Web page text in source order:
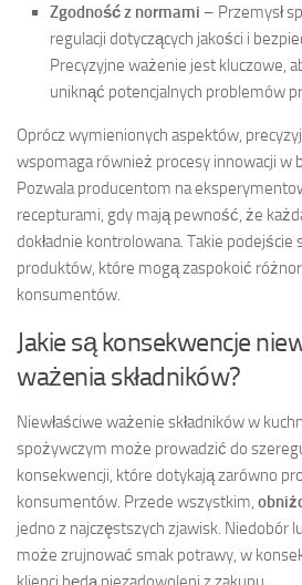
Zgodność z normami – Przemysł
regulacji dotyczących jakości i
Precyzyjne ważenie jest kluczowe,
uniknąć potencjalnych problemów
Oprócz wymienionych aspektów,
wspomaga również procesy innowacji w
Pozwala producentom na
recepturami, gdy mają pewność, że
dokładnie kontrolowana. Takie
produktów, które mogą zaspokoić
konsumentów.
Jakie są konsekwencje
ważenia składników?
Niewłaściwe ważenie składników w
spożywczym może prowadzić do
konsekwencji, które dotykają zarówno
konsumentów. Przede wszystkim,
jedno z najczęstszych zjawisk. Niedobór
może zrujnować smak potrawy, w